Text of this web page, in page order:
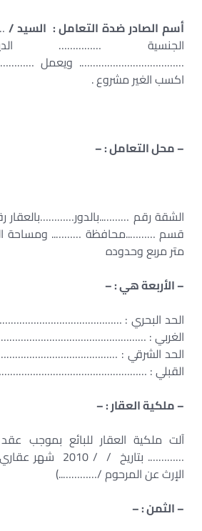
أسم الصادر ضدة التعامل : السيد /
الجنسية ……………
………………………………. ويعمل ……………
اكسب الغير مشروع .
– محل التعامل : –
الشقة رقم
قسم ………..محافظة ……….. ومساحة
متر مربع وحدوده
– الأربعة هي : –
الحد البحري :
الغربي :
الحد الشرقي :
القبلي :
– ملكية العقار : –
آلت ملكية العقار للبائع بموجب
…………. بتاريخ /
الإرث عن المرحوم /…………..)
– الثمن : –